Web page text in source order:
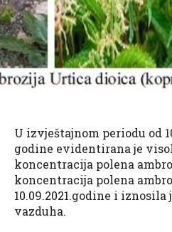
U izvještajnom periodu od
godine evidentirana je
koncentracija polena
koncentracija polena
10.09.2021.godine i
vazduha.